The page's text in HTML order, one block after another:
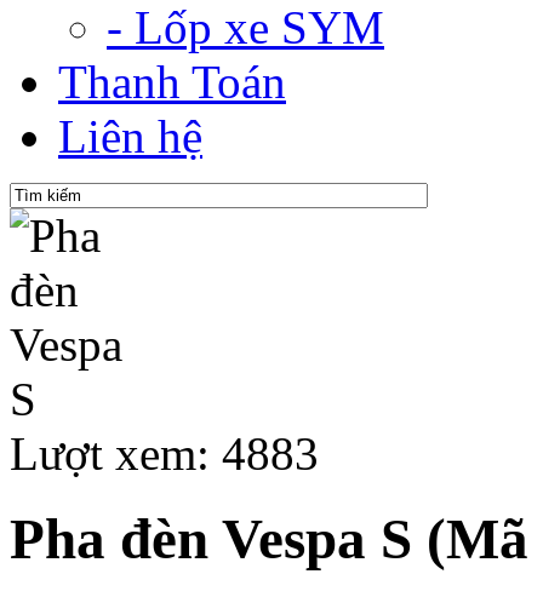
- Lốp xe SYM
Thanh Toán
Liên hệ
Lượt xem: 4883
Pha đèn Vespa S (Mã